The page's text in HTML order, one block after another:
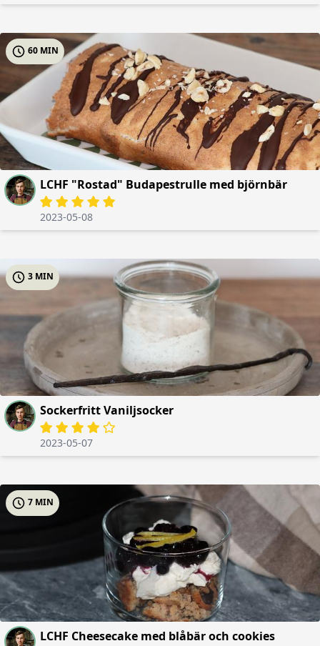
LCHF "Rostad" Budapestrulle med björnbär
2023-05-08
60 MIN
Sockerfritt Vaniljsocker
2023-05-07
3 MIN
LCHF Cheesecake med blåbär och cookies
7 MIN